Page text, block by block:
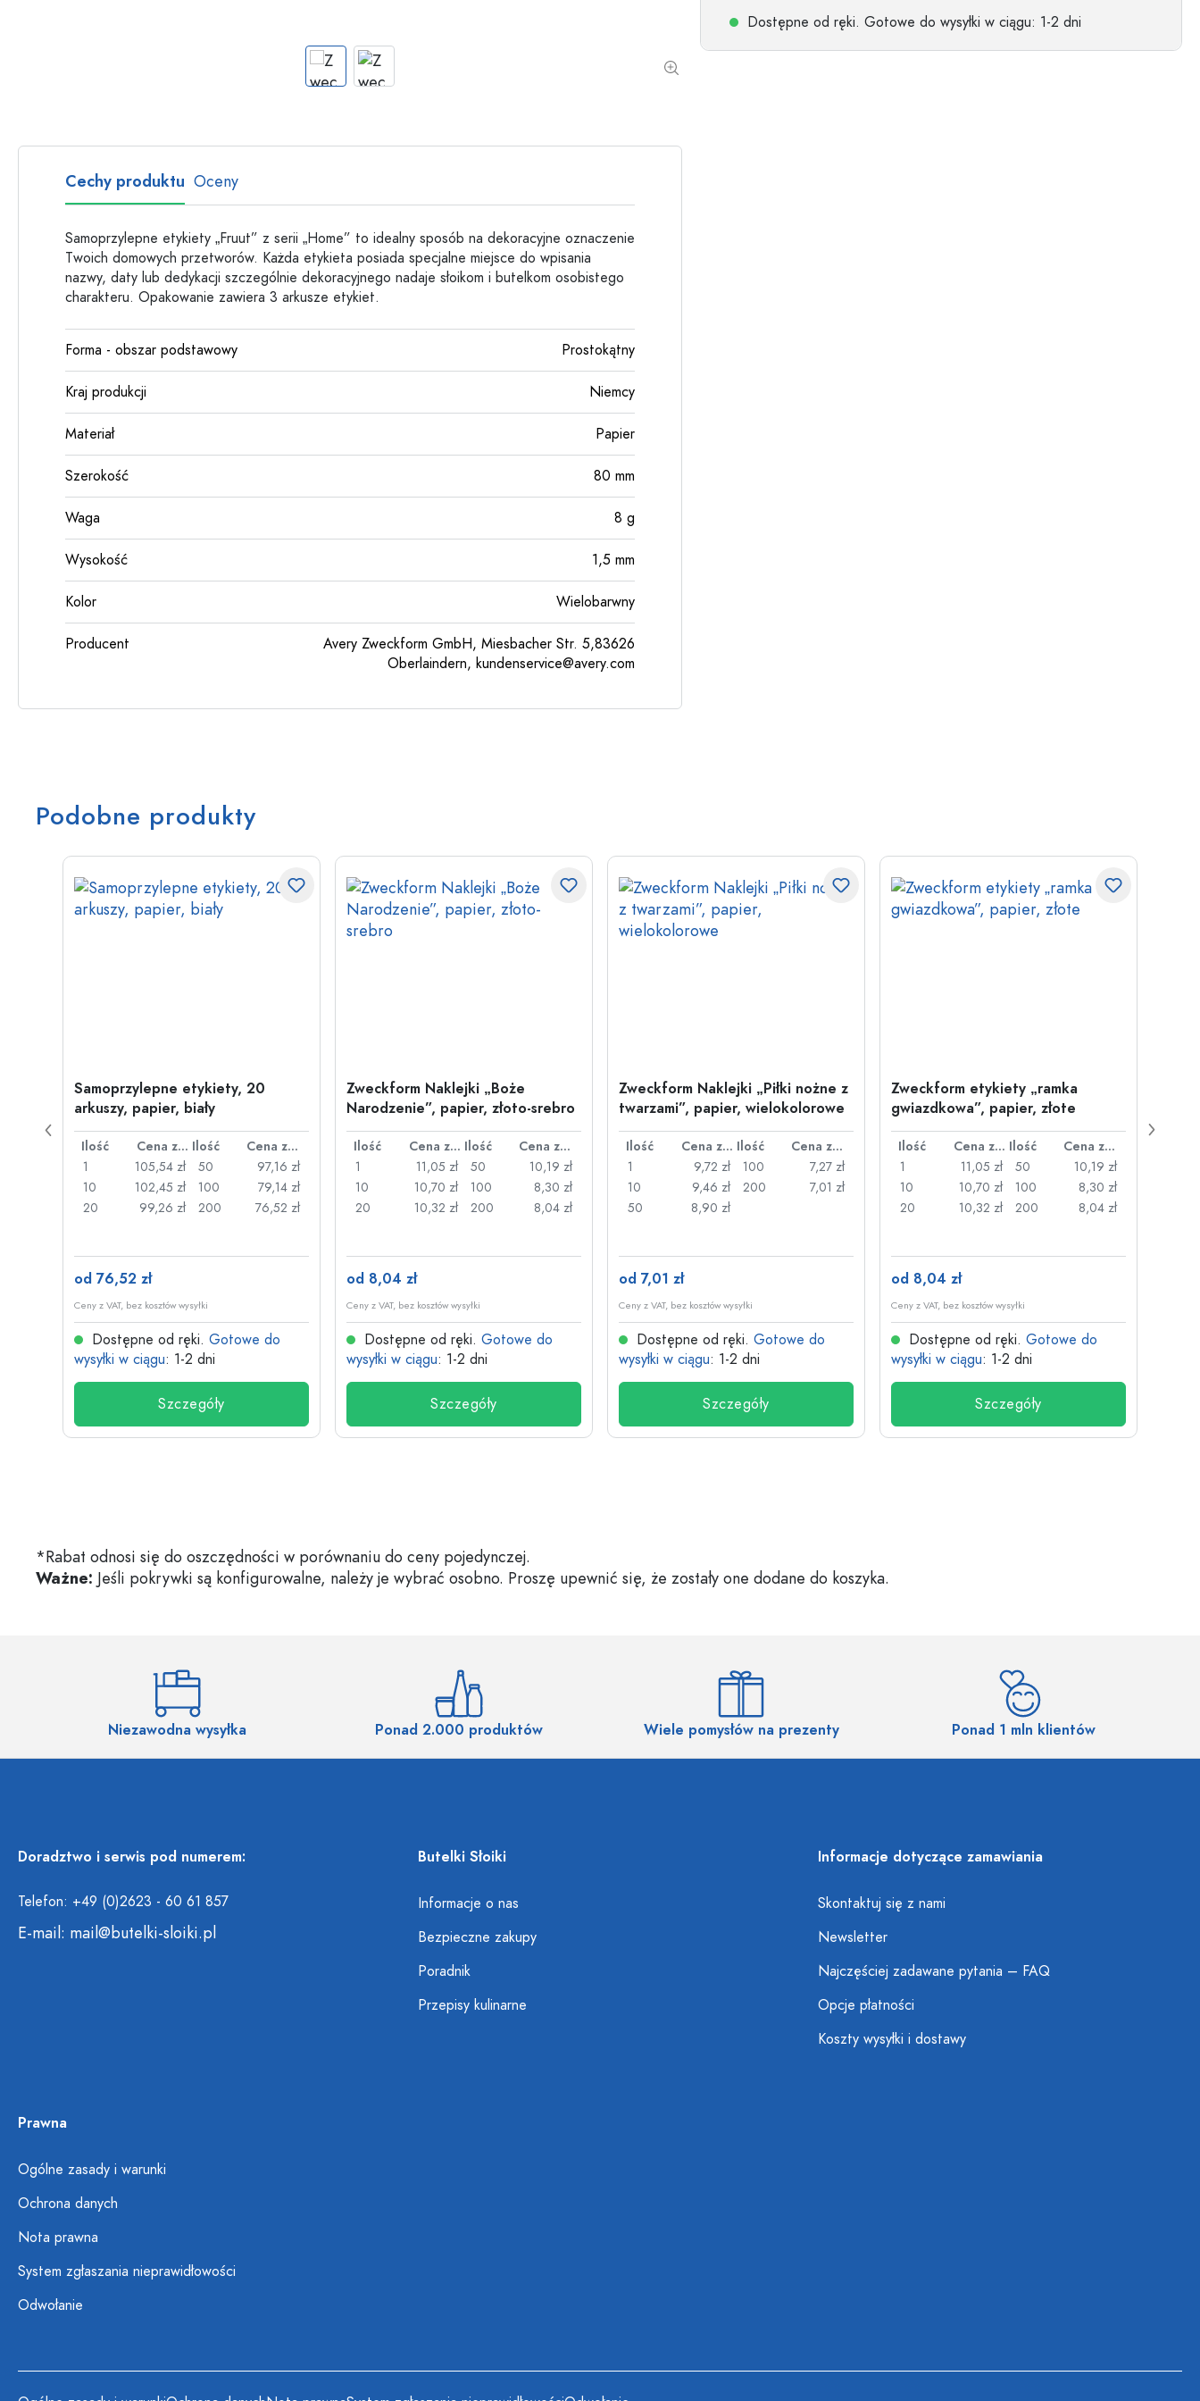
Dostępne od ręki. Gotowe do wysyłki w ciągu: 1-2 dni
Cechy produktu Oceny
Samoprzylepne etykiety „Fruut” z serii „Home” to idealny sposób na dekoracyjne oznaczenie
Twoich domowych przetworów. Każda etykieta posiada specjalne miejsce do wpisania
nazwy, daty lub dedykacji szczególnie dekoracyjnego nadaje słoikom i butelkom osobistego
charakteru. Opakowanie zawiera 3 arkusze etykiet.
Forma - obszar podstawowy Prostokątny
Kraj produkcji Niemcy
Materiał Papier
Szerokość 80 mm
Waga 8 g
Wysokość 1,5 mm
Kolor Wielobarwny
Producent
Avery Zweckform GmbH, Miesbacher Str. 5,83626
Oberlaindern, kundenservice@avery.com
Podobne produkty
Samoprzylepne etykiety, 20
arkuszy, papier, biały
Ilość Cena za sztukę Ilość
Cena za sztukę
1
105,54 zł
10
102,45 zł
20
99,26 zł
50
97,16 zł
100
79,14 zł
200
76,52 zł
od 76,52 zł
Ceny z VAT, bez kosztów wysyłki
Dostępne od ręki. Gotowe do
wysyłki w ciągu: 1-2 dni
Szczegóły
Zweckform Naklejki „Boże
Narodzenie”, papier, złoto-srebro
Ilość Cena za sztukę Ilość
Cena za sztukę
1
11,05 zł
10
10,70 zł
20
10,32 zł
50
10,19 zł
100
8,30 zł
200
8,04 zł
od 8,04 zł
Ceny z VAT, bez kosztów wysyłki
Dostępne od ręki. Gotowe do
wysyłki w ciągu: 1-2 dni
Szczegóły
Zweckform Naklejki „Piłki nożne z
twarzami”, papier, wielokolorowe
Ilość Cena za sztukę Ilość
Cena za sztukę
1
9,72 zł
10
9,46 zł
50
8,90 zł
100
7,27 zł
200
7,01 zł
od 7,01 zł
Ceny z VAT, bez kosztów wysyłki
Dostępne od ręki. Gotowe do
wysyłki w ciągu: 1-2 dni
Szczegóły
Zweckform etykiety „ramka
gwiazdkowa”, papier, złote
Ilość Cena za sztukę Ilość
Cena za sztukę
1
11,05 zł
10
10,70 zł
20
10,32 zł
50
10,19 zł
100
8,30 zł
200
8,04 zł
od 8,04 zł
Ceny z VAT, bez kosztów wysyłki
Dostępne od ręki. Gotowe do
wysyłki w ciągu: 1-2 dni
Szczegóły
*Rabat odnosi się do oszczędności w porównaniu do ceny pojedynczej.
Ważne: Jeśli pokrywki są konfigurowalne, należy je wybrać osobno. Proszę upewnić się, że zostały one dodane do koszyka.
Niezawodna wysyłka Ponad 2.000 produktów Wiele pomysłów na prezenty Ponad 1 mln klientów
Doradztwo i serwis pod numerem:
Telefon: +49 (0)2623 - 60 61 857
E-mail: mail@butelki-sloiki.pl
Butelki Słoiki
Informacje o nas
Bezpieczne zakupy
Poradnik
Przepisy kulinarne
Informacje dotyczące zamawiania
Skontaktuj się z nami
Newsletter
Najczęściej zadawane pytania – FAQ
Opcje płatności
Koszty wysyłki i dostawy
Prawna
Ogólne zasady i warunki
Ochrona danych
Nota prawna
System zgłaszania nieprawidłowości
Odwołanie